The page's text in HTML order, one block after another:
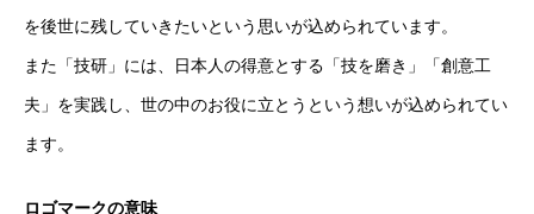
トップページ
を後世に残していきたいという思いが込められています。
また「技研」には、日本人の得意とする「技を磨き」「創意工
夫」を実践し、世の中のお役に立とうという想いが込められてい
ます。
ロゴマークの意味